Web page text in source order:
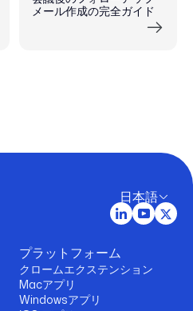
メール作成の完全ガイド
日本語
プラットフォーム
クロームエクステンション
Macアプリ
Windowsアプリ